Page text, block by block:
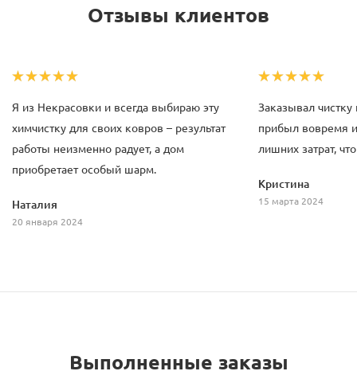
Отзывы клиентов
Я из Некрасовки и всегда выбираю эту
химчистку для своих ковров – результат
работы неизменно радует, а дом
приобретает особый шарм.
Наталия
20 января 2024
Заказывал
прибыл вовремя
лишних затрат,
Кристина
15 марта 2024
Выполненные заказы